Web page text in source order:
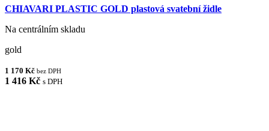
CHIAVARI PLASTIC GOLD plastová svatební židle
Na centrálním skladu
gold
1 170 Kč bez DPH
1 416 Kč s DPH